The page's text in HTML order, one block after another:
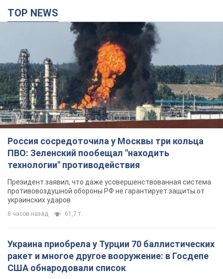
TOP NEWS
Россия сосредоточила у Москвы три кольца
ПВО: Зеленский пообещал "находить
технологии" противодействия
Президент заявил, что даже усовершенствованная система
противовоздушной обороны РФ не гарантирует защиты от
украинских ударов
8 часов назад 61,7 т.
Украина приобрела у Турции 70 баллистических
ракет и многое другое вооружение: в Госдепе
США обнародовали список